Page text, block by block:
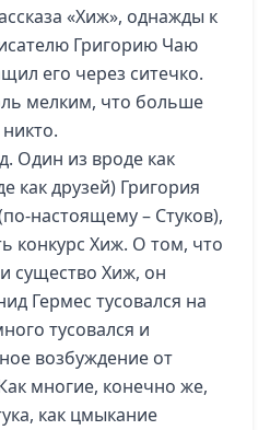
«Хиж», однажды к
Григорию Чаю
его через ситечко.
мелким, что больше
Один из вроде как
как друзей) Григория
настоящему – Стуков),
конкурс Хиж. О том, что
существо Хиж, он
Гермес тусовался на
тусовался и
возбуждение от
многие, конечно же,
как цмыкание